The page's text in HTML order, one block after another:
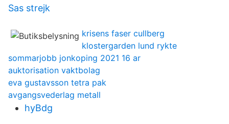
Sas strejk
krisens faser cullberg
klostergarden lund rykte
sommarjobb jonkoping 2021 16 ar
auktorisation vaktbolag
eva gustavsson tetra pak
avgangsvederlag metall
hyBdg